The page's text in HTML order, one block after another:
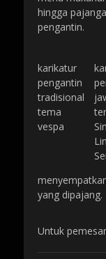
hingga
pengantin.
karikatur
pengantin
tradisional
tema
vespa
yang dipajang.
Untuk